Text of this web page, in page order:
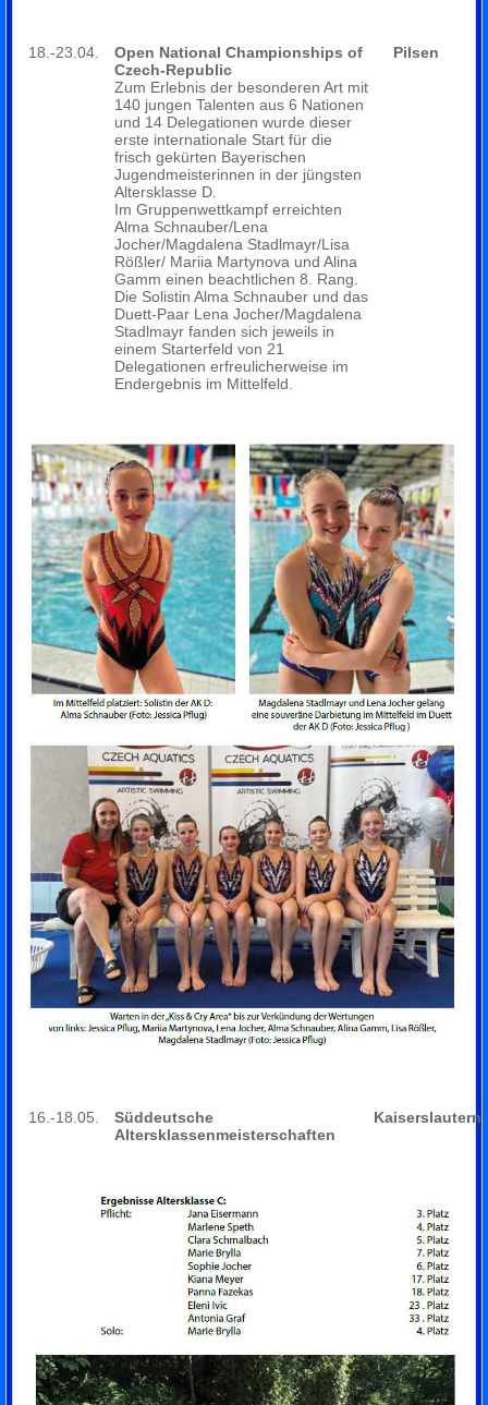
18.-23.04.
Open National Championships of
Czech-Republic
Zum Erlebnis der besonderen Art mit
140 jungen Talenten aus 6 Nationen
und 14 Delegationen wurde dieser
erste internationale Start für die
frisch gekürten Bayerischen
Jugendmeisterinnen in der jüngsten
Altersklasse D.
Im Gruppenwettkampf erreichten
Alma Schnauber/Lena
Jocher/Magdalena Stadlmayr/Lisa
Rößler/ Mariia Martynova und Alina
Gamm einen beachtlichen 8. Rang.
Die Solistin Alma Schnauber und das
Duett-Paar Lena Jocher/Magdalena
Stadlmayr fanden sich jeweils in
einem Starterfeld von 21
Delegationen erfreulicherweise im
Endergebnis im Mittelfeld.
Pilsen
16.-18.05.
Süddeutsche
Altersklassenmeisterschaften
Kaiserslautern